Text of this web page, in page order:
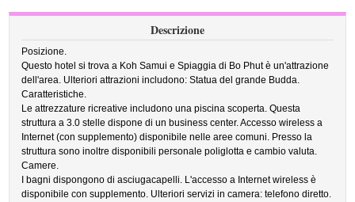
Descrizione
Posizione.
Questo hotel si trova a Koh Samui e Spiaggia di Bo Phut è un'attrazione
dell'area. Ulteriori attrazioni includono: Statua del grande Budda.
Caratteristiche.
Le attrezzature ricreative includono una piscina scoperta. Questa
struttura a 3.0 stelle dispone di un business center. Accesso wireless a
Internet (con supplemento) disponibile nelle aree comuni. Presso la
struttura sono inoltre disponibili personale poliglotta e cambio valuta.
Camere.
I bagni dispongono di asciugacapelli. L'accesso a Internet wireless è
disponibile con supplemento. Ulteriori servizi in camera: telefono diretto.